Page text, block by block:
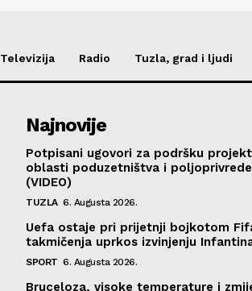
Televizija Radio Tuzla, grad i ljudi
Najnovije
Potpisani ugovori za podršku
oblasti poduzetništva i poljoprivrede
(VIDEO)
TUZLA 6. Augusta 2026.
Uefa ostaje pri prijetnji bojkotom
takmičenja uprkos izvinjenju
SPORT 6. Augusta 2026.
Bruceloza, visoke temperature i